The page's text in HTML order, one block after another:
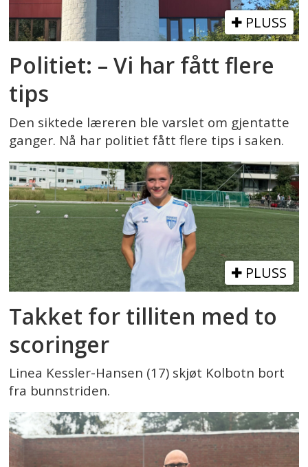
PLUSS
Politiet: – Vi har fått flere
tips
Den siktede læreren ble varslet om gjentatte
ganger. Nå har politiet fått flere tips i saken.
PLUSS
Takket for tilliten med to
scoringer
Linea Kessler-Hansen (17) skjøt Kolbotn bort
fra bunnstriden.